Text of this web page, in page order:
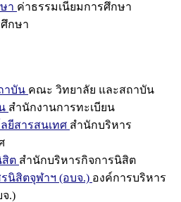
า ค่าธรรมเนียมการศึกษา
กษา
าบัน คณะ วิทยาลัย และสถาบัน
สำนักงานการทะเบียน
ยีสารสนเทศ สำนักบริหาร
สิต สำนักบริหารกิจการนิสิต
นิสิตจุฬาฯ (อบจ.) องค์การบริหาร
.)